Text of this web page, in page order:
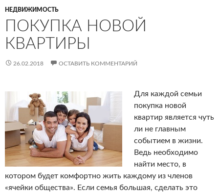
НЕДВИЖИМОСТЬ
ПОКУПКА НОВОЙ
КВАРТИРЫ
26.02.2018 ОСТАВИТЬ КОММЕНТАРИЙ
Для каждой семьи
покупка новой
квартир является чуть
ли не главным
событием в жизни.
Ведь необходимо
найти место, в
котором будет комфортно жить каждому из членов
«ячейки общества». Если семья большая, сделать это